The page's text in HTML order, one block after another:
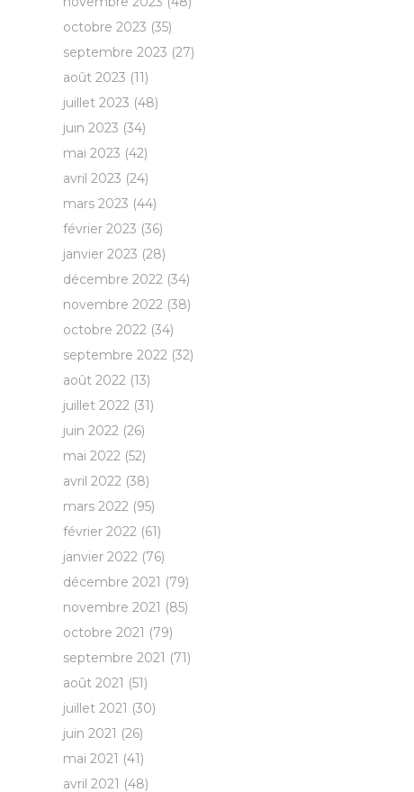
octobre 2023 (35)
septembre 2023 (27)
août 2023 (11)
juillet 2023 (48)
juin 2023 (34)
mai 2023 (42)
avril 2023 (24)
mars 2023 (44)
février 2023 (36)
janvier 2023 (28)
décembre 2022 (34)
novembre 2022 (38)
octobre 2022 (34)
septembre 2022 (32)
août 2022 (13)
juillet 2022 (31)
juin 2022 (26)
mai 2022 (52)
avril 2022 (38)
mars 2022 (95)
février 2022 (61)
janvier 2022 (76)
décembre 2021 (79)
novembre 2021 (85)
octobre 2021 (79)
septembre 2021 (71)
août 2021 (51)
juillet 2021 (30)
juin 2021 (26)
mai 2021 (41)
avril 2021 (48)